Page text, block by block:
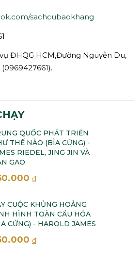
sachcubaokhang
ĐHQG HCM,Đường Nguyễn Du,
QUỐC PHÁT TRIỂN
THẾ NÀO (BÌA CỨNG) -
RIEDEL, JING JIN VÀ
GAO
đ
CUỘC KHỦNG HOẢNG
HÌNH TOÀN CẦU HÓA
CỨNG) - HAROLD JAMES
đ